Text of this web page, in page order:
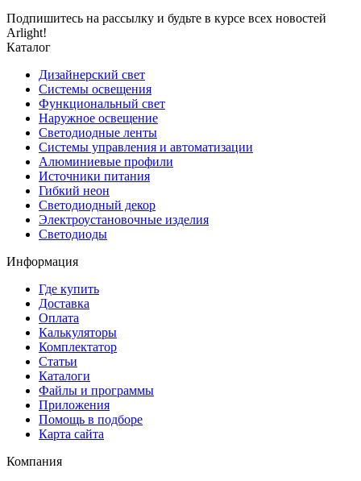
Подпишитесь на рассылку и будьте в курсе всех новостей
Arlight!
Каталог
Дизайнерский свет
Системы освещения
Функциональный свет
Наружное освещение
Светодиодные ленты
Системы управления и автоматизации
Алюминиевые профили
Источники питания
Гибкий неон
Светодиодный декор
Электроустановочные изделия
Светодиоды
Информация
Где купить
Доставка
Оплата
Калькуляторы
Комплектатор
Статьи
Каталоги
Файлы и программы
Приложения
Помощь в подборе
Карта сайта
Компания